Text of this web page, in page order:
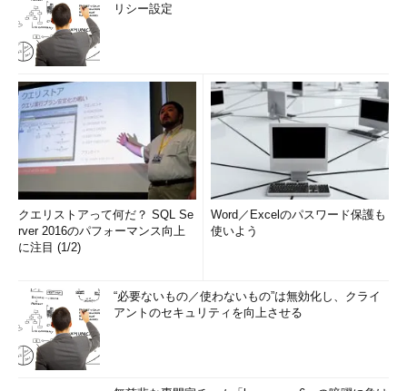
リシー設定
クエリストアって何だ？ SQL Se
rver 2016のパフォーマンス向上
に注目 (1/2)
Word／Excelのパスワード保護も
使いよう
“必要ないもの／使わないもの”は無効化し、クライ
アントのセキュリティを向上させる